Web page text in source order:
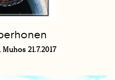
21.7.2017